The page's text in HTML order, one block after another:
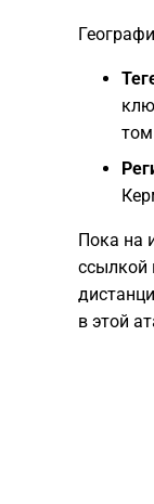
Пока на
ссылкой
в этой